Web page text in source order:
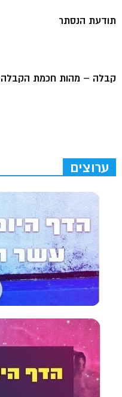
תודעת הנסתר
קבלה – מהות חכמת הקבלה
ערוצים